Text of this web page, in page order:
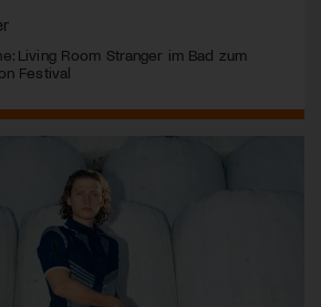
Living Room Stranger im Bad zum
Festival